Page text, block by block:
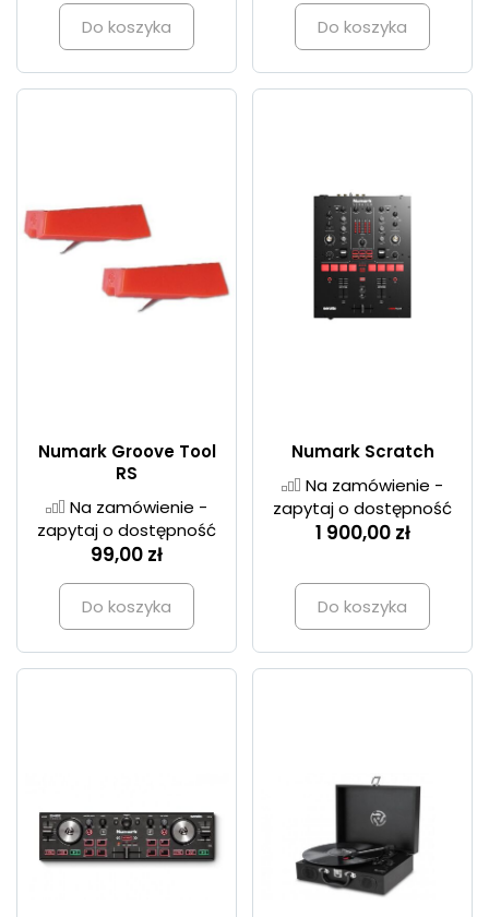
Do koszyka Do koszyka
Numark Groove Tool
RS
Na zamówienie -
zapytaj o dostępność
99,00 zł
Do koszyka
Numark Scratch
Na zamówienie -
zapytaj o dostępność
1 900,00 zł
Do koszyka